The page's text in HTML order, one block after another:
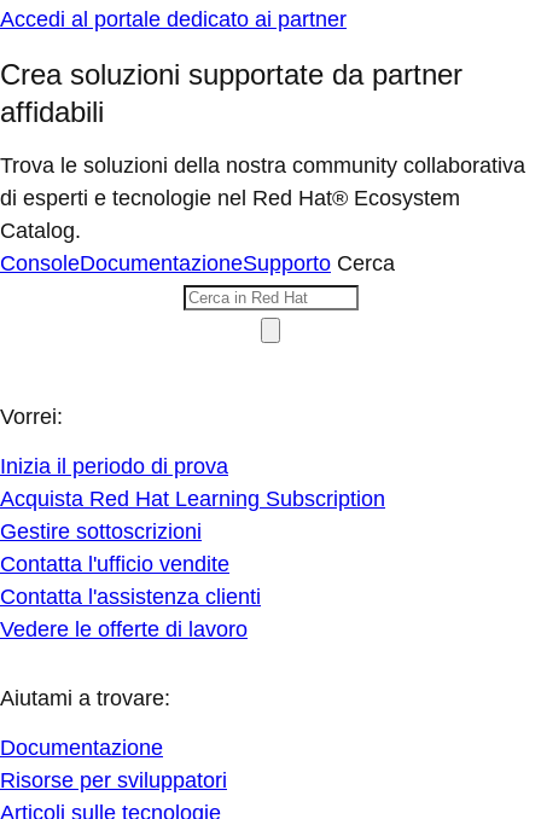
Accedi al portale dedicato ai partner
Crea soluzioni supportate da partner
affidabili
Trova le soluzioni della nostra community collaborativa
di esperti e tecnologie nel Red Hat® Ecosystem
Catalog.
ConsoleDocumentazioneSupporto Cerca
Vorrei:
Inizia il periodo di prova
Acquista Red Hat Learning Subscription
Gestire sottoscrizioni
Contatta l'ufficio vendite
Contatta l'assistenza clienti
Vedere le offerte di lavoro
Aiutami a trovare:
Documentazione
Risorse per sviluppatori
Articoli sulle tecnologie